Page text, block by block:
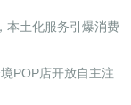
本土化服务引爆消费
POP店开放自主注